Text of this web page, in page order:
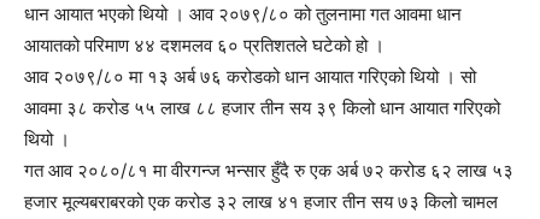
धान आयात भएको थियो । आव २०७९/८० को तुलनामा गत आवमा धान
आयातको परिमाण ४४ दशमलव ६० प्रतिशतले घटेको हो ।
आव २०७९/८० मा १३ अर्ब ७६ करोडको धान आयात गरिएको थियो । सो
आवमा ३८ करोड ५५ लाख ८८ हजार तीन सय ३९ किलो धान आयात गरिएको
थियो ।
गत आव २०८०/८१ मा वीरगन्ज भन्सार हुँदै रु एक अर्ब ७२ करोड ६२ लाख ५३
हजार मूल्यबराबरको एक करोड ३२ लाख ४१ हजार तीन सय ७३ किलो चामल